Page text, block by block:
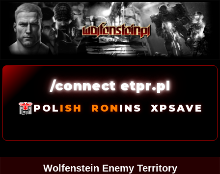
/connect etpr.pl
POL ISH RONINS XPSAVE
Wolfenstein Enemy Territory